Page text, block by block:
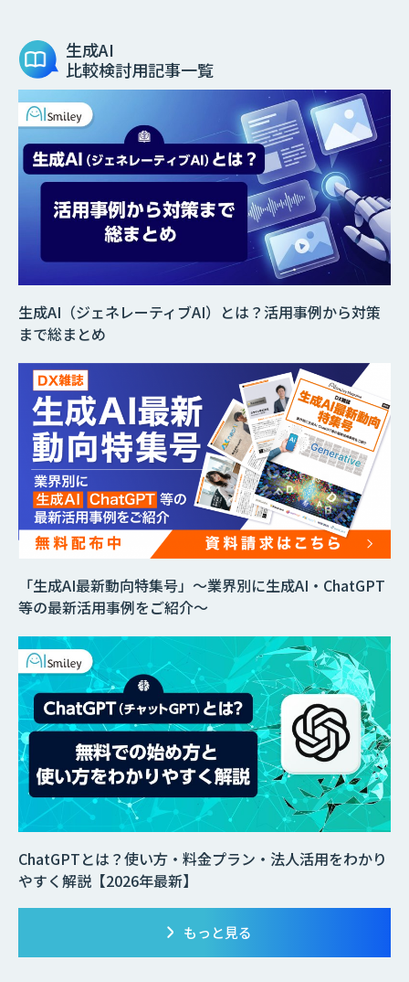
生成AI
比較検討用記事一覧
生成AI（ジェネレーティブAI）とは？活用事例から対策
まで総まとめ
ChatGPTとは？使い方・料金プラン・法人活用をわかり
やすく解説【2026年最新】
「生成AI最新動向特集号」～業界別に生成AI・ChatGPT
等の最新活用事例をご紹介～
もっと見る